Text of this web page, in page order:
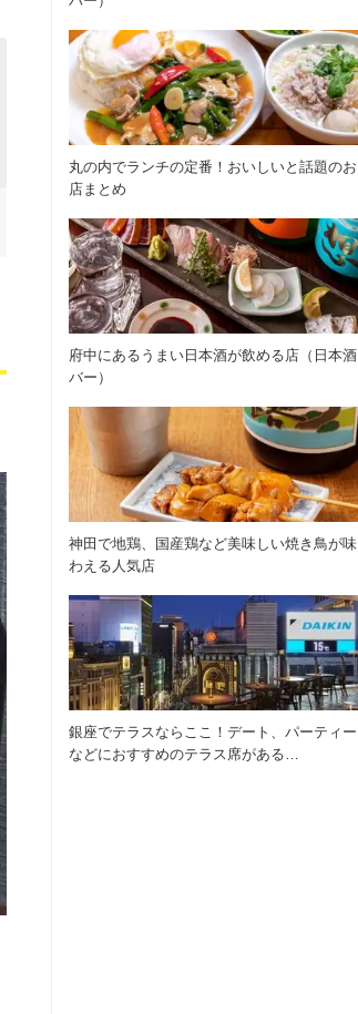
丸の内でランチの定番！おいしいと話題のお
店まとめ
府中にあるうまい日本酒が飲める店（日本酒
バー）
神田で地鶏、国産鶏など美味しい焼き鳥が味
わえる人気店
銀座でテラスならここ！デート、パーティー
などにおすすめのテラス席がある…